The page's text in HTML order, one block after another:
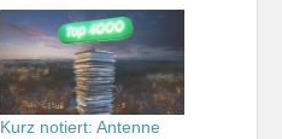
Kurz notiert: Antenne